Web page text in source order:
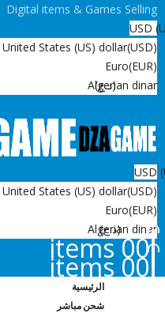
Digital items & Games Selling
USD
United States (US) dollar(USD)
Euro(EUR)
Algerian dinar
(د.ج)
USD
United States (US) dollar(USD)
Euro(EUR)
Algerian dinar
(د.ج)
00 items
00 items
الرئيسية
شحن مباشر